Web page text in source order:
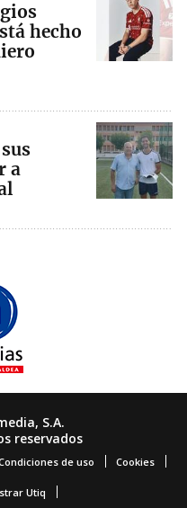
hecho
a
S.A.
reservados
de uso Cookies
Utiq